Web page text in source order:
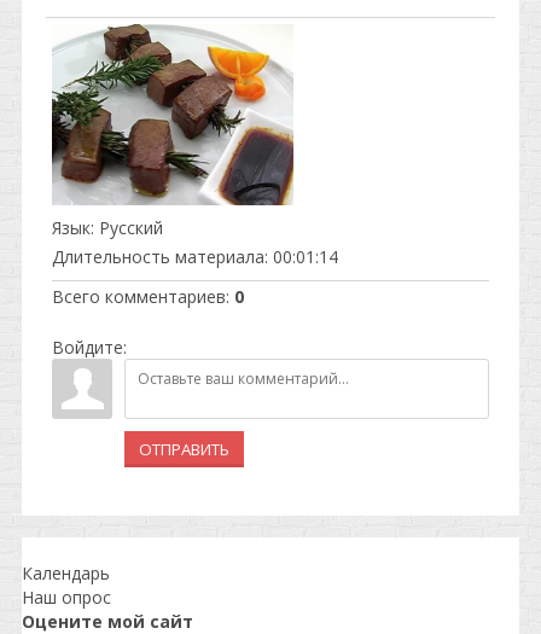
Язык: Русский
Длительность материала: 00:01:14
Всего комментариев: 0
Войдите:
ОТПРАВИТЬ
Календарь
Наш опрос
Оцените мой сайт